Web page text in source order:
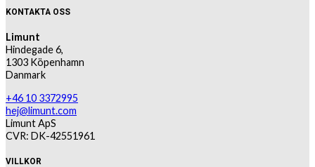
KONTAKTA OSS
Limunt
Hindegade 6,
1303 Köpenhamn
Danmark
+46 10 3372995
hej@limunt.com
Limunt ApS
CVR: DK-42551961
VILLKOR